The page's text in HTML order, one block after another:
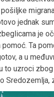
jednak
je
Ta
a u
uzroci
Sredozemlja,